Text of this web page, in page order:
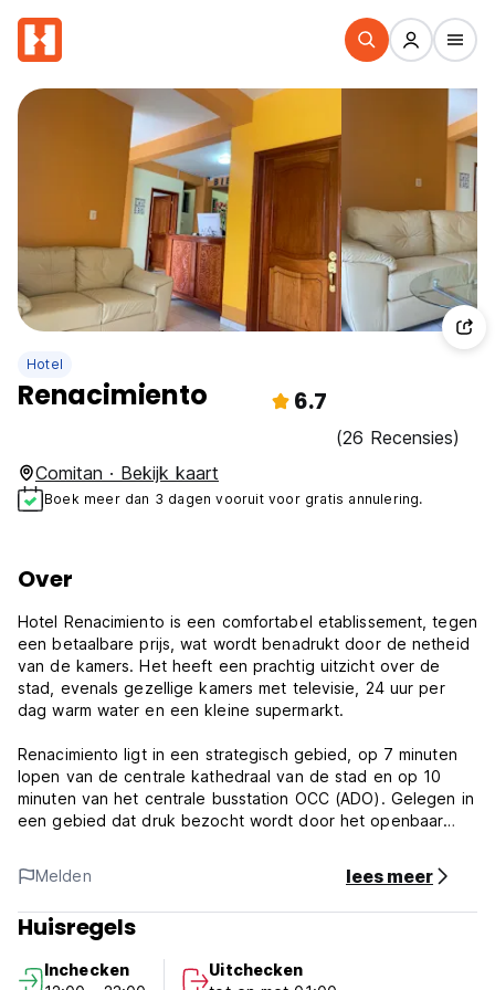
Hotel
Renacimiento 6.7
(26 Recensies)
Comitan · Bekijk kaart
Boek meer dan 3 dagen vooruit voor gratis annulering.
Over
Hotel Renacimiento is een comfortabel etablissement, tegen
een betaalbare prijs, wat wordt benadrukt door de netheid
van de kamers. Het heeft een prachtig uitzicht over de
stad, evenals gezellige kamers met televisie, 24 uur per
dag warm water en een kleine supermarkt.
Renacimiento ligt in een strategisch gebied, op 7 minuten
lopen van de centrale kathedraal van de stad en op 10
minuten van het centrale busstation OCC (ADO). Gelegen in
een gebied dat druk bezocht wordt door het openbaar
naar verschillende regio's en toeristische plekken in de
stad, zoals Lagunas de Montebello.
De kamers van Hotel Renacimiento onderscheiden zich
televisie met 60 kanalen, 24 uur per dag warm water,
Melden lees meer
Huisregels
Inchecken
Uitchecken